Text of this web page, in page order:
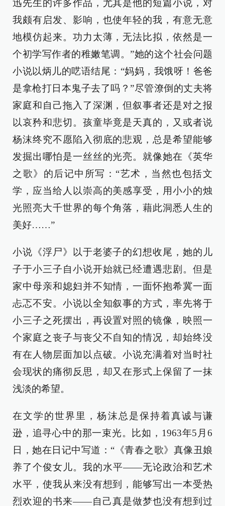
迅先生的许多作品，尤其是他的短篇小说，对
我颇有启发、影响，也使年轻的我，有意无意
地模仿起来。功力太薄，无法比拟，依然是一
个初学写作者的稚嫩笔调。”她的这个社会问题
小说以炳儿的呓语结尾：“妈妈，我饿呀！爸爸
是拿枪打日本鬼子去了吗？”尽管潦倒的丈夫将
家庭和自己拖入了深渊，但叙事者还是对之报
以哀矜和悲切。孩童毕竟是天真的，又或者说
杨沫终究不愿陷入彻底的悲观，总是希望能够
发掘出哪怕是一丝丝的光亮。就像她在《英华
之歌》的后记中所写：“艺术，当然也包括文
学，应当给人以崇高的美感享受，用小小的烛
光照亮大千世界的每个角落，藉此洞悉人生的
美好……”
小说《浮尸》以于老婆子的幻想收尾，她的儿
子于小三子自小说开始就已经遭遇悲剧。但是
家中母亲和媳妇并不知情，一面怀抱希冀一面
忐忑不安。小说以全知叙事的方式，率先将于
小三子之死摆出，再设置对照的镜像，映照一
个家庭之丧子与丧父不自知的情况，却始终没
有在人物层面加以点破。小说充满着对当时社
会现状的痛彻反思，却又在形式上保留了一抹
浅淡的希望。
在文学的世界里，杨沫总是保持着真诚与谦
逊，追寻心中的那一束光。比如，1963年5月6
日，她在日记中写道：“《青春之歌》真像丑娘
养了个俊女儿。我的水平——无论政治和艺术
水平，使我从来没有想到，能够写出一本受热
烈欢迎的书来——自己真是做梦也没有想到过